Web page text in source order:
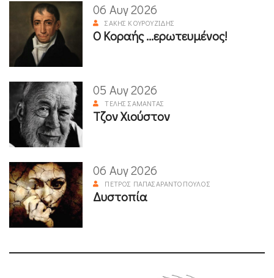
06 Αυγ 2026
ΣΆΚΗΣ ΚΟΥΡΟΥΖΊΔΗΣ
Ο Κοραής ...ερωτευμένος!
05 Αυγ 2026
ΤΈΛΗΣ ΣΑΜΑΝΤΆΣ
Τζον Χιούστον
06 Αυγ 2026
ΠΈΤΡΟΣ ΠΑΠΑΣΑΡΑΝΤΌΠΟΥΛΟΣ
Δυστοπία